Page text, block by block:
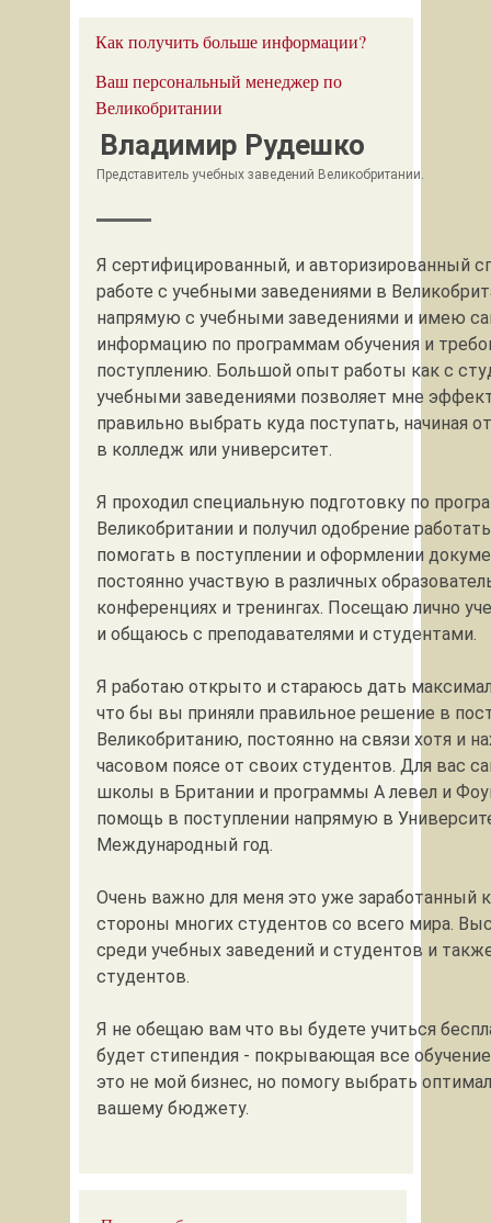
Как получить больше информации?
Ваш персональный менеджер по
Великобритании
Владимир Рудешко
Представитель учебных заведений Великобритании.
Я сертифицированный, и авторизированный
работе с учебными заведениями в
напрямую с учебными заведениями и имею
информацию по программам обучения и
поступлению. Большой опыт работы как с
учебными заведениями позволяет мне
правильно выбрать куда поступать, начиная
в колледж или университет.
Я проходил специальную подготовку по
Великобритании и получил одобрение
помогать в поступлении и оформлении
постоянно участвую в различных
конференциях и тренингах. Посещаю лично
и общаюсь с преподавателями и студентами.
Я работаю открыто и стараюсь дать
что бы вы приняли правильное решение в
Великобританию, постоянно на связи хотя и
часовом поясе от своих студентов. Для вас
школы в Британии и программы А левел и
помощь в поступлении напрямую в
Международный год.
Очень важно для меня это уже заработанный
стороны многих студентов со всего мира.
среди учебных заведений и студентов и
студентов.
Я не обещаю вам что вы будете учиться
будет стипендия - покрывающая все
это не мой бизнес, но помогу выбрать
вашему бюджету.